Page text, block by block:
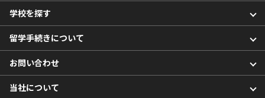
学校を探す
留学手続きについて
お問い合わせ
当社について